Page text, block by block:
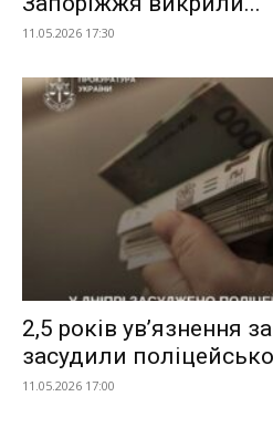
11.05.2026 17:30
2,5 років ув’язнення
засудили
11.05.2026 17:00